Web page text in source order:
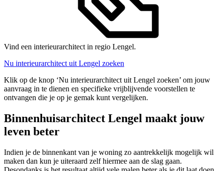
Vind een interieurarchitect in regio Lengel.
Nu interieurarchitect uit Lengel zoeken
Klik op de knop ‘Nu interieurarchitect uit Lengel zoeken’ om jouw
aanvraag in te dienen en specifieke vrijblijvende voorstellen te
ontvangen die je op je gemak kunt vergelijken.
Binnenhuisarchitect Lengel maakt jouw
leven beter
Indien je de binnenkant van je woning zo aantrekkelijk mogelijk wil
maken dan kun je uiteraard zelf hiermee aan de slag gaan.